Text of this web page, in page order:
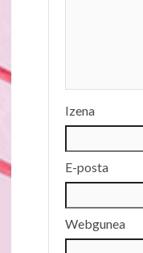
Izena
E-posta
Webgunea